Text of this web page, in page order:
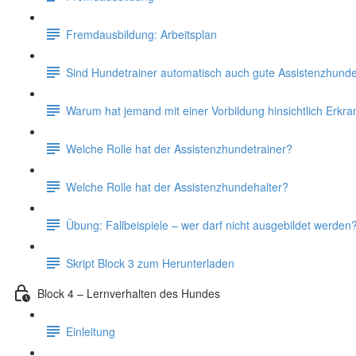
Fremdausbildung: Arbeitsplan
Sind Hundetrainer automatisch auch gute
Warum hat jemand mit einer Vorbildung hinsichtlich
Welche Rolle hat der Assistenzhundetrainer?
Welche Rolle hat der Assistenzhundehalter?
Übung: Fallbeispiele – wer darf nicht ausgebildet
Skript Block 3 zum Herunterladen
Block 4 – Lernverhalten des Hundes
Einleitung